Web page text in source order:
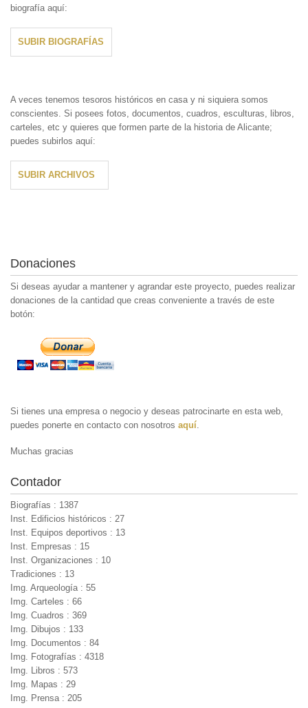
biografía aquí:
SUBIR BIOGRAFÍAS
A veces tenemos tesoros históricos en casa y ni siquiera somos
conscientes. Si posees fotos, documentos, cuadros, esculturas, libros,
carteles, etc y quieres que formen parte de la historia de Alicante;
puedes subirlos aquí:
SUBIR ARCHIVOS
Donaciones
Si deseas ayudar a mantener y agrandar este proyecto, puedes realizar
donaciones de la cantidad que creas conveniente a través de este
botón:
Si tienes una empresa o negocio y deseas patrocinarte en esta web,
puedes ponerte en contacto con nosotros aquí
Muchas gracias
Contador
Biografías : 1387
Inst. Edificios históricos : 27
Inst. Equipos deportivos : 13
Inst. Empresas : 15
Inst. Organizaciones : 10
Tradiciones : 13
Img. Arqueología : 55
Img. Carteles : 66
Img. Cuadros : 369
Img. Dibujos : 133
Img. Documentos : 84
Img. Fotografías : 4318
Img. Libros : 573
Img. Mapas : 29
Img. Prensa : 205